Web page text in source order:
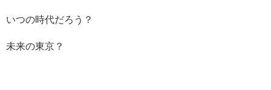
いつの時代だろう？
未来の東京？